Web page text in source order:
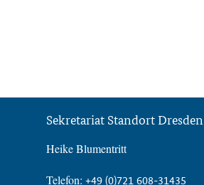
Sekretariat Standort Dresden
Heike Blumentritt
Telefon:+49 (0)721 608-31435